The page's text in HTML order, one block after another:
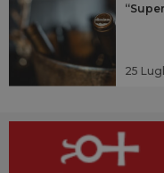
25